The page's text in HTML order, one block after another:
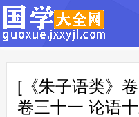
[《朱子语类》
卷三十一 论语